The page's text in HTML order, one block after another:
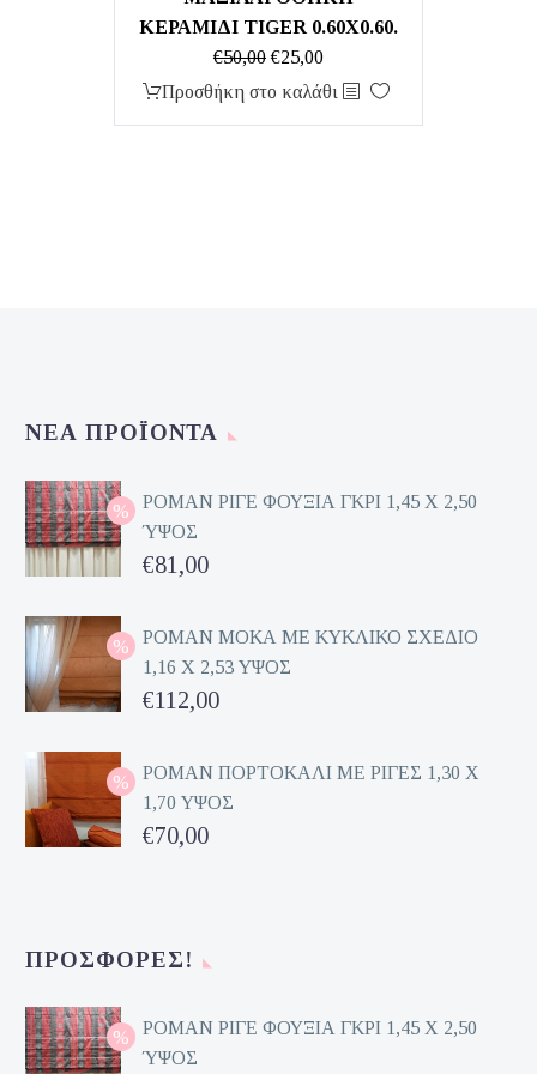
ΚΕΡΑΜΙΔΙ TIGER 0.60X0.60.
€50,00 Original
price
€25,00Η
τρέχουσα
Προσθήκη στο καλάθι
ΝΈΑ ΠΡΟΪΌΝΤΑ
ΡΟΜΑΝ ΡΙΓΕ ΦΟΥΞΙΑ ΓΚΡΙ 1,45 Χ 2,50
ΎΨΟΣ
Original
was:
€162,00.
€81,00
τρέχουσα
τιμή
είναι:
ΡΟΜΑΝ ΜΟΚΑ ΜΕ ΚΥΚΛΙΚΟ ΣΧΕΔΙΟ
1,16 Χ 2,53 ΥΨΟΣ
Original
was:
€224,00.
€112,00
τρέχουσα
τιμή
είναι:
ΡΟΜΑΝ ΠΟΡΤΟΚΑΛΙ ΜΕ ΡΙΓΕΣ 1,30 Χ
1,70 ΥΨΟΣ
Original
€70,00
ΠΡΟΣΦΟΡΈΣ!
ΡΟΜΑΝ ΡΙΓΕ ΦΟΥΞΙΑ ΓΚΡΙ 1,45 Χ 2,50
ΎΨΟΣ